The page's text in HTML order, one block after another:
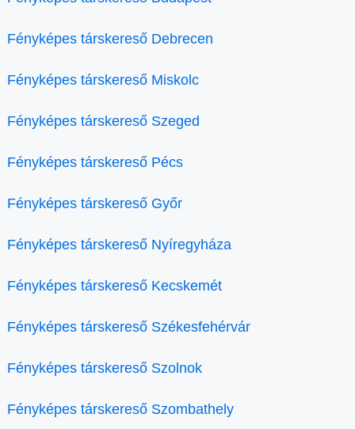
Fényképes társkereső Debrecen
Fényképes társkereső Miskolc
Fényképes társkereső Szeged
Fényképes társkereső Pécs
Fényképes társkereső Győr
Fényképes társkereső Nyíregyháza
Fényképes társkereső Kecskemét
Fényképes társkereső Székesfehérvár
Fényképes társkereső Szolnok
Fényképes társkereső Szombathely